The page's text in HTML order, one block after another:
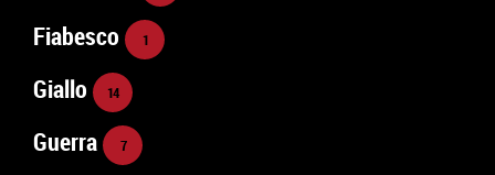
Fiabesco 1
Giallo 14
Guerra 7